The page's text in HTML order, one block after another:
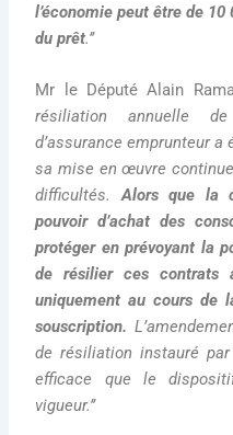
l’économie peut être de
du prêt.’’
Mr le Député Alain
résiliation annuelle
d’assurance emprunteur
sa mise en œuvre
difficultés.Alors que la
pouvoir d’achat des
protéger en prévoyant la
de résilier ces contrats
uniquement au cours de
souscription.
de résiliation instauré
efficace que le
vigueur.’’